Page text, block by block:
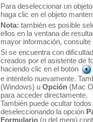
Para deseleccionar un
haga clic en el objeto
Nota: también es posible
ellos en la ventana de
mayor información,
Si se encuentra con
creados por el asistente de
haciendo clic en el botón
e inténtelo nuevamente.
(Windows) u Opción (Mac
para acceder directamente.
También puede ocultar
deseleccionando la opción
Formulario (o del menú